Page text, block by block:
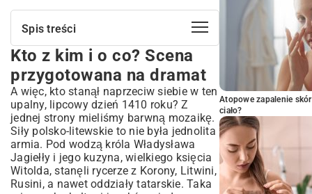
Spis treści
Kto z kim i o co? Scena przygotowana
na dramat
Iskry, które wznieciły pożar Europy
Dwie armie, dwa światy w lipcowym
słońcu
Taniec śmierci na polach Grunwaldu
Co zostało po bitwie? Blizny i nowa
potęga
Grunwald żyje w nas do dziś
Kto z kim i o co? Scena
przygotowana na dramat
A więc, kto stanął naprzeciw siebie w ten
upalny, lipcowy dzień 1410 roku? Z
jednej strony mieliśmy barwną mozaikę.
Siły polsko-litewskie to nie była jednolita
armia. Pod wodzą króla Władysława
Jagiełły i jego kuzyna, wielkiego księcia
Witolda, stanęli rycerze z Korony, Litwini,
Rusini, a nawet oddziały tatarskie. Taka
Atopowe zapalenie
ciało?